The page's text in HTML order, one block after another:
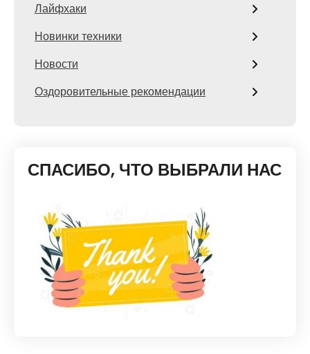
Лайфхаки
Новинки техники
Новости
Оздоровительные рекомендации
СПАСИБО, ЧТО ВЫБРАЛИ НАС